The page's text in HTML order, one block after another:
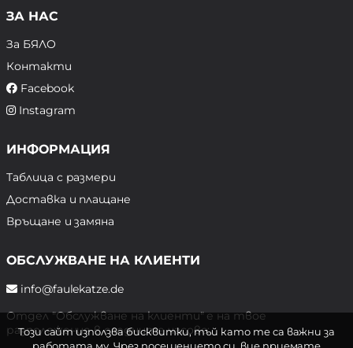
ЗА НАС
За БЯЛО
Контакти
Facebook
Instagram
ИНФОРМАЦИЯ
Таблица с размери
Доставка и плащане
Връщане и замяна
ОБСЛУЖВАНЕ НА КЛИЕНТИ
info@faulekatze.de
Отдел "Обслужване на клиенти" е на твое
разположение в следните часове:
Този сайт използва бисквитки, тъй като те са важни за